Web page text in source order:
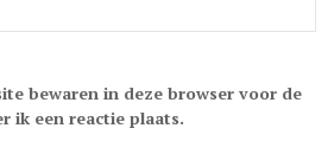
bewaren in deze browser voor de
ik een reactie plaats.